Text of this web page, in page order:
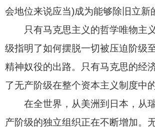
会地位来说应当)成为能够除旧立新
只有马克思主义的哲学唯物主
级指明了如何摆脱一切被压迫阶级
精神奴役的出路。只有马克思的经
了无产阶级在整个资本主义制度中
在全世界，从美洲到日本，从
产阶级的独立组织正在不断增加。